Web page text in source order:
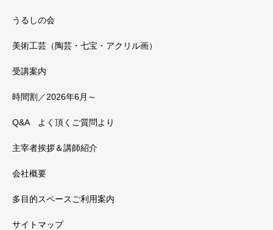
うるしの会
美術工芸（陶芸・七宝・アクリル画）
受講案内
時間割／2026年6月～
Q&A よく頂くご質問より
主宰者挨拶＆講師紹介
会社概要
多目的スペースご利用案内
サイトマップ